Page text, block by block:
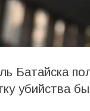
Батайска
убийства